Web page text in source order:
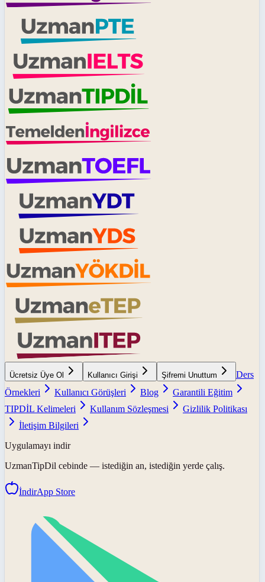
Ücretsiz Üye Ol Kullanıcı Girişi Şifremi Unuttum
Ders
Örnekleri
Kullanıcı Görüşleri Blog
Garantili Eğitim
TIPDİL Kelimeleri
Kullanım Sözleşmesi
Gizlilik Politikası
İletişim Bilgileri
Uygulamayı indir
UzmanTipDil cebinde — istediğin an, istediğin yerde çalış.
İndirApp Store